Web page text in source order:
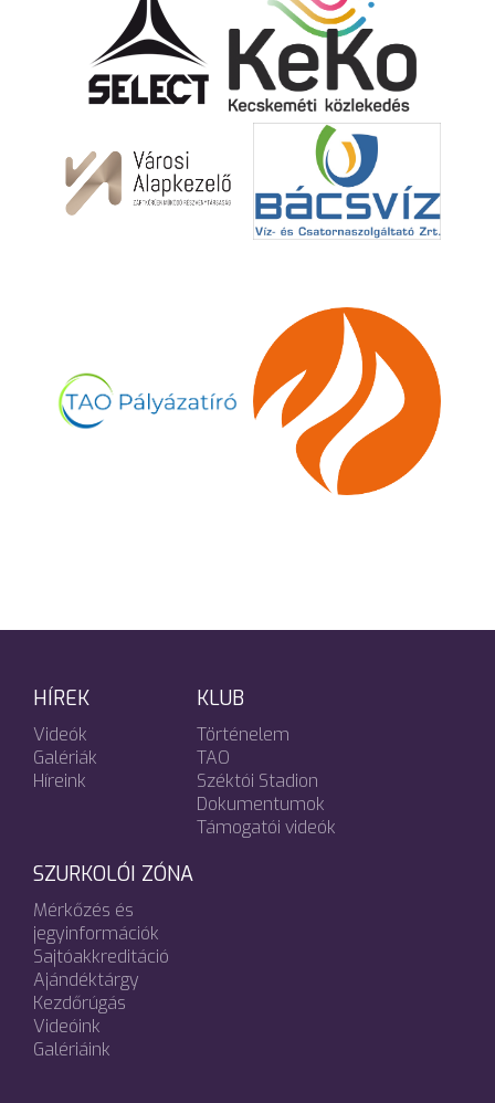
HÍREK
Videók
Galériák
Híreink
KLUB
Történelem
TAO
Széktói Stadion
Dokumentumok
Támogatói videók
SZURKOLÓI ZÓNA
Mérkőzés és
jegyinformációk
Sajtóakkreditáció
Ajándéktárgy
Kezdőrúgás
Videóink
Galériáink